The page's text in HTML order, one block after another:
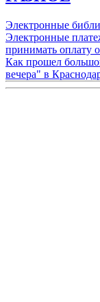
Электронные
Электронные
принимать оплату
Как прошел
вечера" в